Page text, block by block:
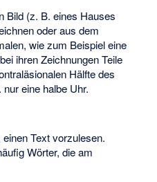
Bild (z. B. eines Hauses
oder aus dem
wie zum Beispiel eine
ihren Zeichnungen Teile
Hälfte des
eine halbe Uhr.
Text vorzulesen.
Wörter, die am